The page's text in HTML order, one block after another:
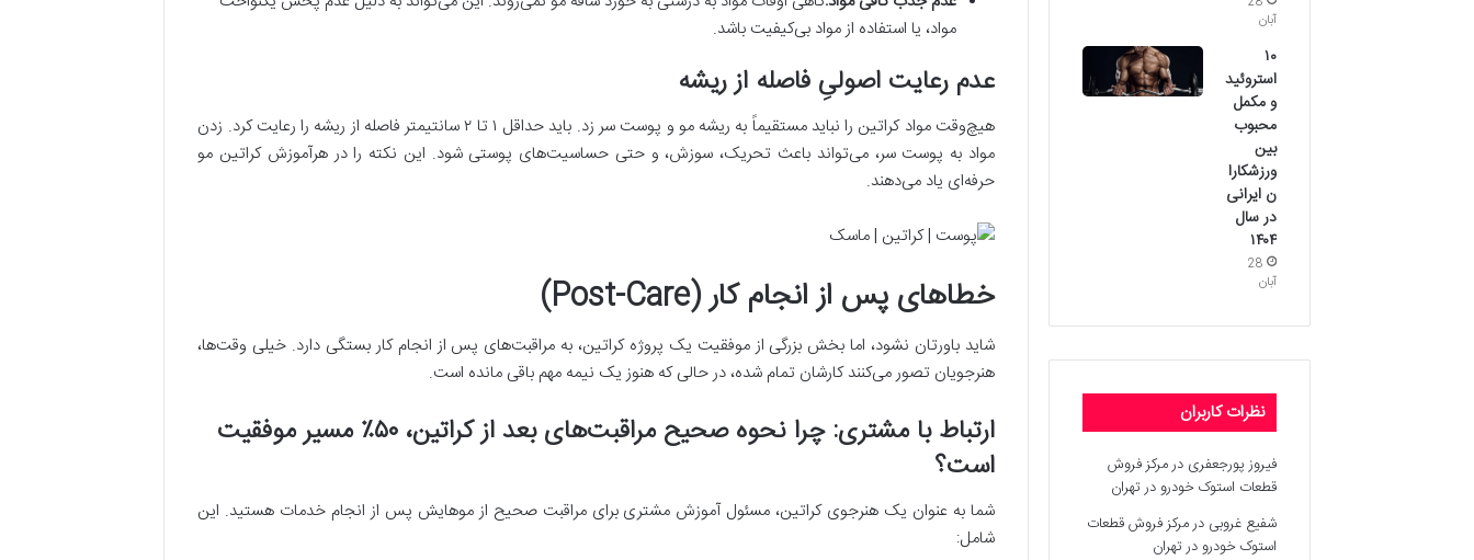
مواد، یا استفاده از مواد بی‌کیفیت باشد.
عدم رعایت اصولیِ فاصله از ریشه
هیچ‌وقت مواد کراتین را نباید مستقیماً به ریشه مو و پوست سر زد. باید حداقل ۱ تا ۲ سانتیمتر فاصله از ریشه را رعایت کرد. زدن
مواد به پوست سر، می‌تواند باعث تحریک، سوزش، و حتی حساسیت‌های پوستی شود. این نکته را در هرآموزش کراتین مو
حرفه‌ای یاد می‌دهند.
خطاهای پس از انجام کار (Post-Care)
شاید باورتان نشود، اما بخش بزرگی از موفقیت یک پروژه کراتین، به مراقبت‌های پس از انجام کار بستگی دارد. خیلی وقت‌ها،
هنرجویان تصور می‌کنند کارشان تمام شده، در حالی که هنوز یک نیمه مهم باقی مانده است.
ارتباط با مشتری: چرا نحوه صحیح مراقبت‌های بعد از کراتین، ۵۰٪ مسیر موفقیت
است؟
شما به عنوان یک هنرجوی کراتین، مسئول آموزش مشتری برای مراقبت صحیح از موهایش پس از انجام خدمات هستید. این
شامل:
آبان
۱۰
استروئید
و مکمل
محبوب
بین
ورزشکارا
ن ایرانی
در سال
۱۴۰۴
28
آبان
نظرات کاربران
فیروز پورجعفری درمرکز فروش
قطعات استوک خودرو در تهران
شفیع غروبی درمرکز فروش قطعات
استوک خودرو در تهران